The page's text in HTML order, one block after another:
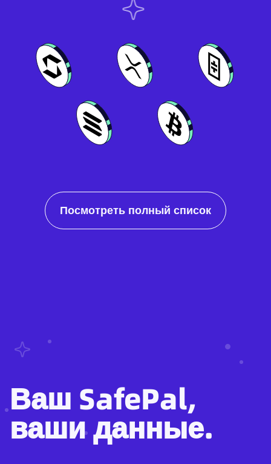
Посмотреть полный список
Ваш SafePal,
ваши данные.